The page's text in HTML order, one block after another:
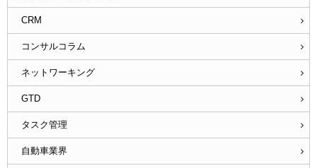
CRM
コンサルコラム
ネットワーキング
GTD
タスク管理
自動車業界